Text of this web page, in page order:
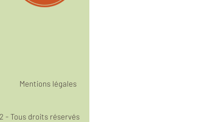
Mentions légales
- Tous droits réservés